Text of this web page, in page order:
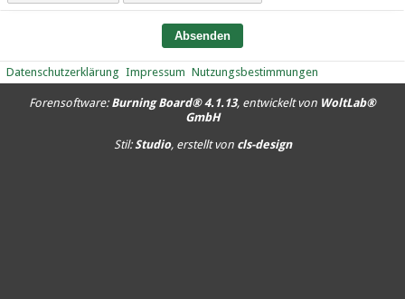
Datenschutzerklärung Impressum Nutzungsbestimmungen
Forensoftware: Burning Board® 4.1.13, entwickelt von WoltLab®
GmbH
Stil:Studio, erstellt von cls-design